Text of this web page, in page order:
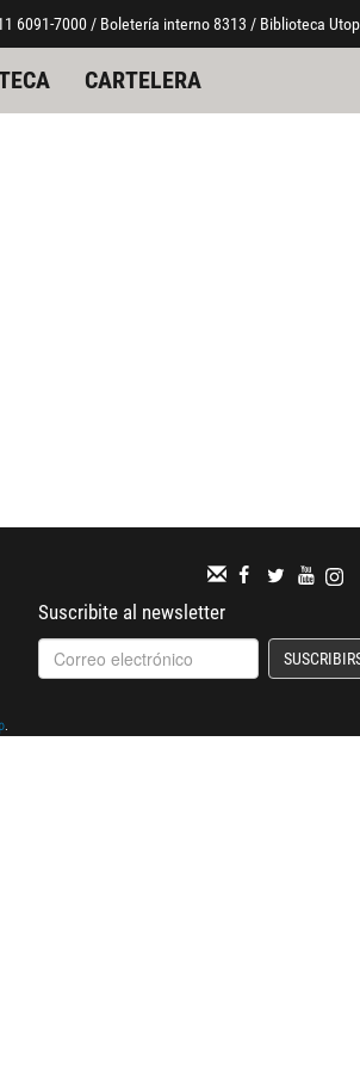
6091-7000 / Boletería interno 8313 / Biblioteca
CARTELERA
Suscribite al newsletter
.